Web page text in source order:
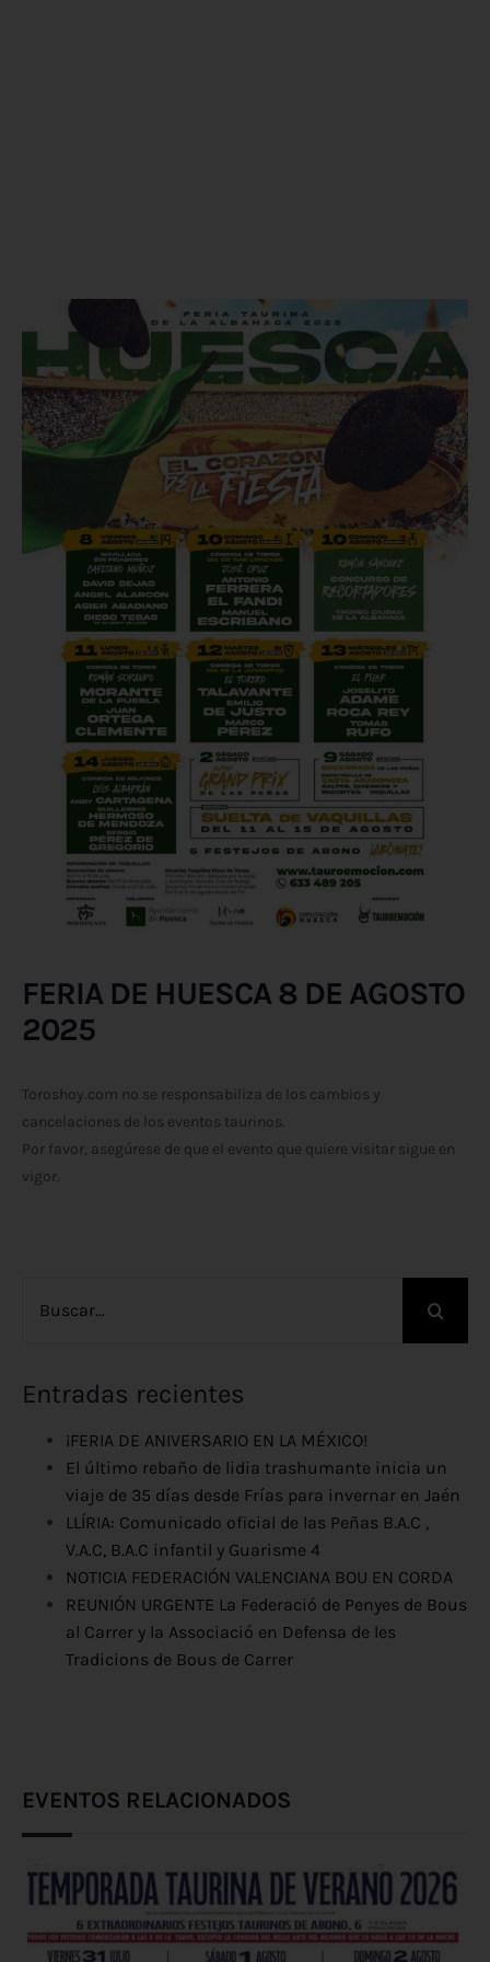
FERIA DE HUESCA 8 DE AGOSTO
2025
Toroshoy.com no se responsabiliza de los cambios y
cancelaciones de los eventos taurinos.
Por favor, asegúrese de que el evento que quiere visitar sigue en
vigor.
Entradas recientes
¡FERIA DE ANIVERSARIO EN LA MÉXICO!
El último rebaño de lidia trashumante inicia un
viaje de 35 días desde Frías para invernar en Jaén
LLÍRIA: Comunicado oficial de las Peñas B.A.C ,
V.A.C, B.A.C infantil y Guarisme 4
NOTICIA FEDERACIÓN VALENCIANA BOU EN CORDA
REUNIÓN URGENTE La Federació de Penyes de Bous
al Carrer y la Associació en Defensa de les
Tradicions de Bous de Carrer
EVENTOS RELACIONADOS